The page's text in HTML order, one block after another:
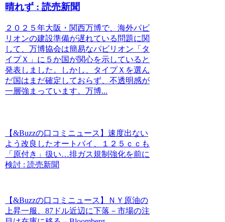
晴れず : 読売新聞
２０２５年大阪・関西万博で、海外パビ
リオンの建設準備が遅れている問題に関
して、万博協会は簡易なパビリオン「タ
イプＸ」に５か国が関心を示していると
発表しました。しかし、タイプＸを選ん
だ国はまだ確定しておらず、不透明感が
一層強まっています。万博...
【&Buzzの口コミニュース】速度出ない
よう改良したオートバイ、１２５ｃｃも
「原付き」扱い…排ガス規制強化を前に
検討 : 読売新聞
【&Buzzの口コミニュース】ＮＹ原油の
上昇一服、87ドル近辺に下落－市場の注